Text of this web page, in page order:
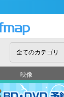
映像